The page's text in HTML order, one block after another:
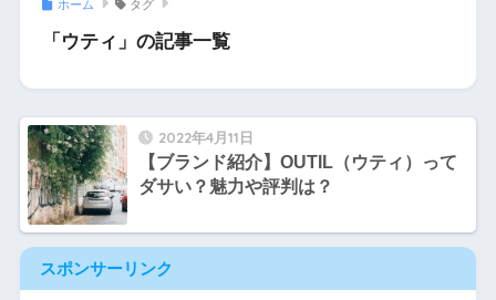
ホーム タグ
「ウティ」の記事一覧
2022年4月11日
【ブランド紹介】OUTIL（ウティ）って
ダサい？魅力や評判は？
スポンサーリンク